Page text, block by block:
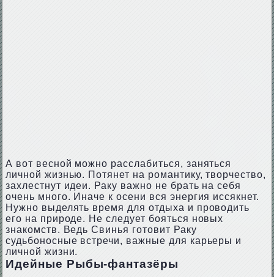
А вот весной можно расслабиться, заняться
личной жизнью. Потянет на романтику, творчество,
захлестнут идеи. Раку важно не брать на себя
очень много. Иначе к осени вся энергия иссякнет.
Нужно выделять время для отдыха и проводить
его на природе. Не следует бояться новых
знакомств. Ведь Свинья готовит Раку
судьбоносные встречи, важные для карьеры и
личной жизни.
Идейные Рыбы-фантазёры